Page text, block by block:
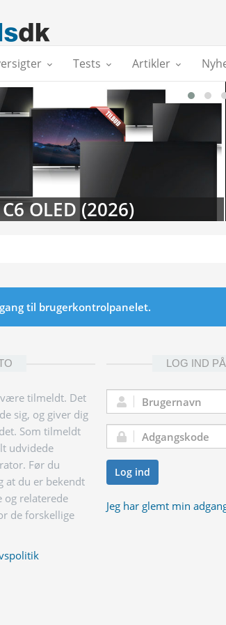
Tests Artikler
OLED (2026)
til brugerkontrolpanelet.
tilmeldt. Det
sig, og giver dig
Som tilmeldt
udvidede
Før du
at du er bekendt
og relaterede
de forskellige
LOG IND
Brugernavn:
Adgangskode:
Log ind
Jeg har glemt min